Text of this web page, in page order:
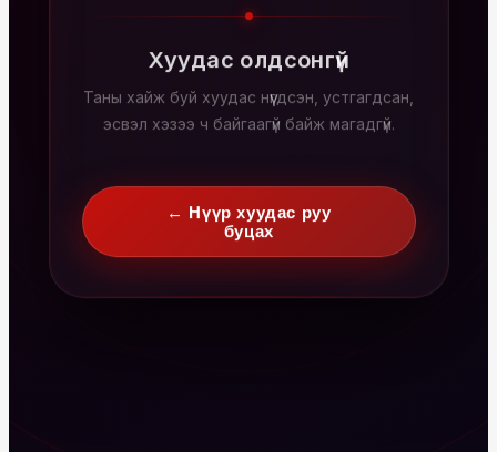
Хуудас олдсонгүй
Таны хайж буй хуудас нүүгдсэн, устгагдсан,
эсвэл хэзээ ч байгаагүй байж магадгүй.
← Нүүр хуудас руу
буцах